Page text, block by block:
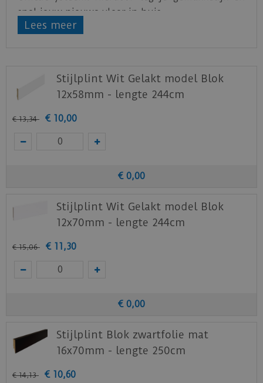
snel jouw nieuwe vloer in huis.
De PVC vloeren van Quick-Step zijn water- en
serie heeft een geïntegreerde ondervloer
waardoor er geen aanvullende ondervloer nodig
de vloerverwarming instructie.
Staal aanvragen
Benieuwd hoe deze nieuwe vloer eruit ziet bij je
nuhier een staal op van deze vloer bij Quick-
Step.
Lees meer
Stijlplint Wit Gelakt model Blok
12x58mm - lengte 244cm
€ 13,34 € 10,00
€ 0,00
Stijlplint Wit Gelakt model Blok
12x70mm - lengte 244cm
€ 15,06 € 11,30
€ 0,00
Stijlplint Blok zwartfolie mat
16x70mm - lengte 250cm
€ 14,13 € 10,60